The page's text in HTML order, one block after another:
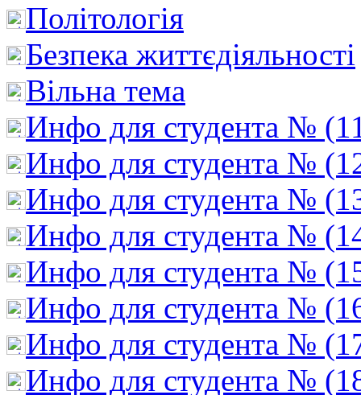
Політологія
Безпека життєдіяльності
Вільна тема
Инфо для студента №
Инфо для студента №
Инфо для студента №
Инфо для студента №
Инфо для студента №
Инфо для студента №
Инфо для студента №
Инфо для студента №